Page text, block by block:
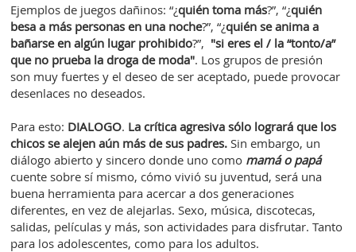
Ejemplos de juegos dañinos: “¿quién toma más?”, “¿quién
besa a más personas en una noche?”, “¿quién se anima a
bañarse en algún lugar prohibido?”, "si eres el / la “tonto/a”
que no prueba la droga de moda". Los grupos de presión
son muy fuertes y el deseo de ser aceptado, puede provocar
desenlaces no deseados.
Para esto: DIALOGO. La crítica agresiva sólo logrará que los
chicos se alejen aún más de sus padres. Sin embargo, un
diálogo abierto y sincero donde uno como mamá o papá
cuente sobre sí mismo, cómo vivió su juventud, será una
buena herramienta para acercar a dos generaciones
diferentes, en vez de alejarlas. Sexo, música, discotecas,
salidas, películas y más, son actividades para disfrutar. Tanto
para los adolescentes, como para los adultos.